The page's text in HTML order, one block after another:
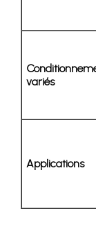
variés
Applications